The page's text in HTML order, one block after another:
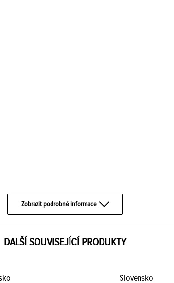
Zobrazit podrobné informace
DALŠÍ SOUVISEJÍCÍ PRODUKTY
Slovensko